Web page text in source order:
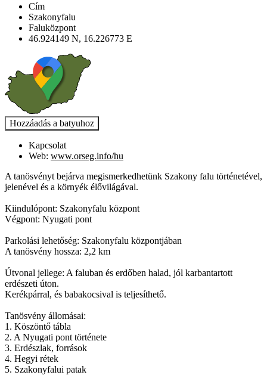
Cím
Szakonyfalu
Faluközpont
46.924149 N, 16.226773 E
Kapcsolat
Web: www.orseg.info/hu
A tanösvényt bejárva megismerkedhetünk Szakony falu történetével,
jelenével és a környék élővilágával.
Kiindulópont: Szakonyfalu központ
Végpont: Nyugati pont
Parkolási lehetőség: Szakonyfalu központjában
A tanösvény hossza: 2,2 km
Útvonal jellege: A faluban és erdőben halad, jól karbantartott
erdészeti úton.
Kerékpárral, és babakocsival is teljesíthető.
Tanösvény állomásai:
1. Köszöntő tábla
2. A Nyugati pont története
3. Erdészlak, források
4. Hegyi rétek
5. Szakonyfalui patak